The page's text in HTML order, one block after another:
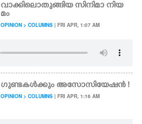
വാക്കിലൊതുങ്ങിയ സിനിമാ നിയ
മം
OPINION > COLUMNS | FRI APR, 1:07 AM
ഗുണ്ടകൾക്കും അസോസിയേഷൻ !
OPINION > COLUMNS | FRI APR, 1:16 AM